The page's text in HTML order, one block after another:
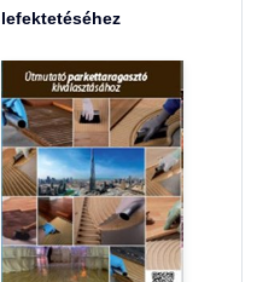
lefektetéséhez